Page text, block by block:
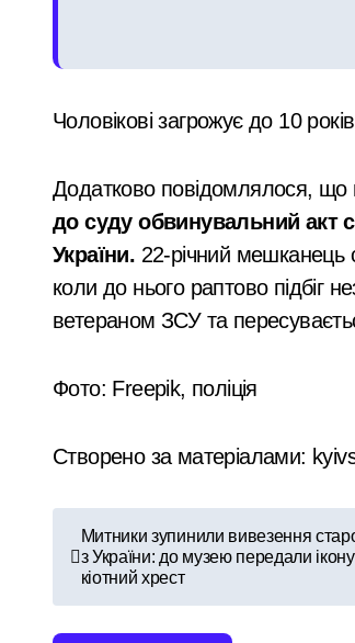
Затримання
Правоохоронці
Чоловікові загрожує до 10
Додатково повідомлялося, що
до суду обвинувальний акт
України. 22-річний мешканець
коли до нього раптово підбіг
ветераном ЗСУ та
Фото: Freepik, поліція
Створено за матеріалами:
в
Митники зупинили вивезення
з України: до музею передали ікону
кіотний хрест